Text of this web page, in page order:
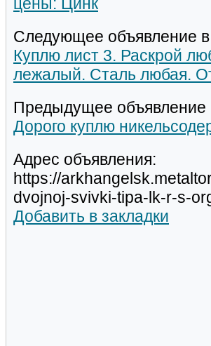
Следующее объявление в
Куплю лист 3. Раскрой
лежалый. Сталь любая.
Предыдущее объявление
Дорого куплю
Адрес объявления:
https://
dvojnoj-svivki-tipa-lk-r-s-
Добавить в закладки